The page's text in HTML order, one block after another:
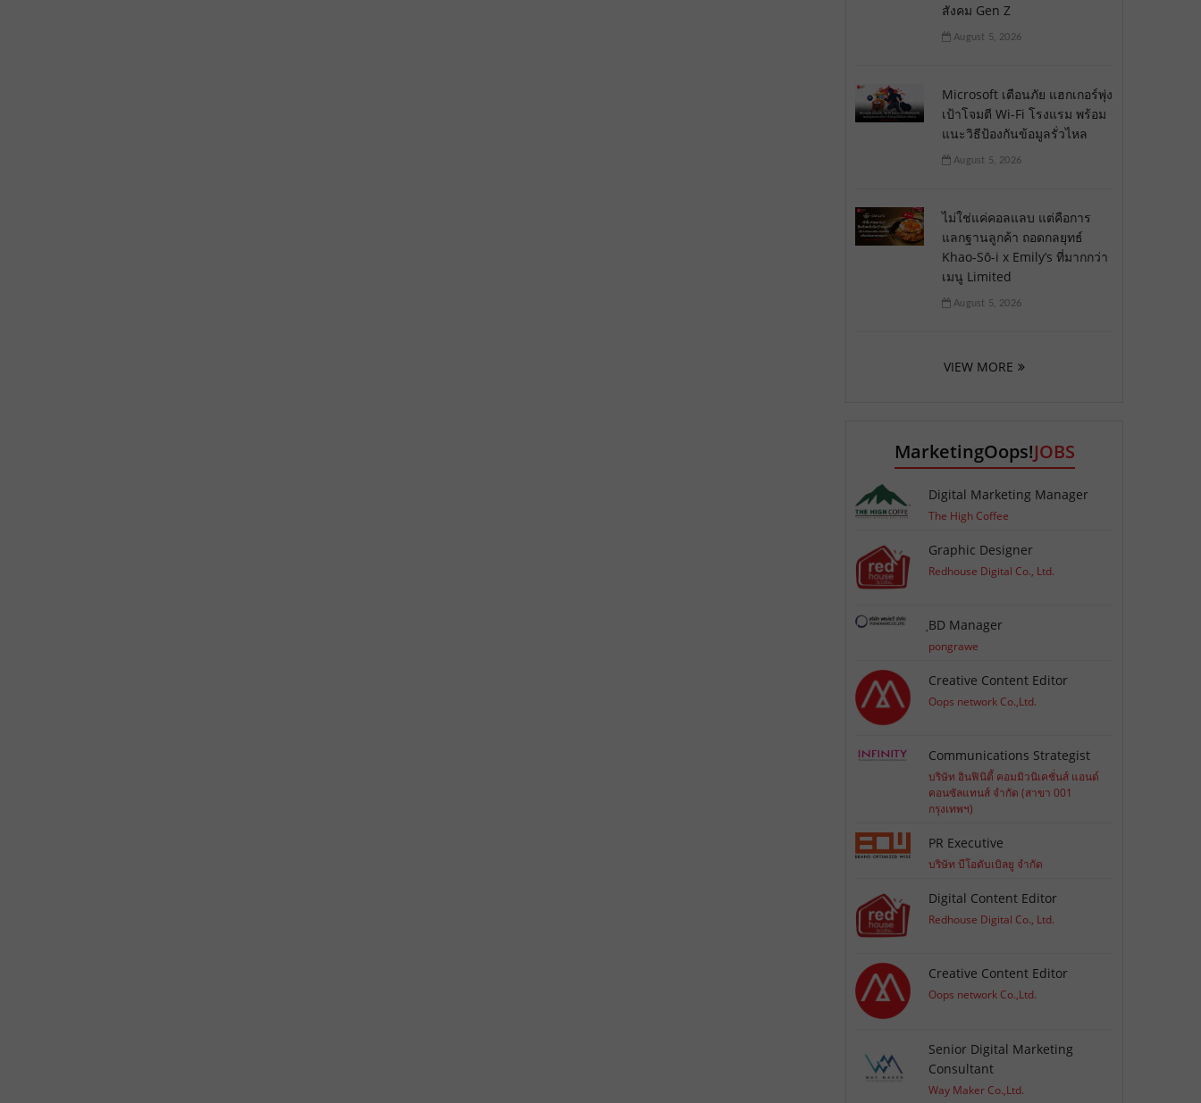
สังคม Gen Z
August 5, 2026
Microsoft เตือนภัย แฮกเกอร์พุ่ง
เป้าโจมตี Wi-Fi โรงแรม พร้อม
แนะวิธีป้องกันข้อมูลรั่วไหล
August 5, 2026
ไม่ใช่แค่คอลแลบ แต่คือการ
แลกฐานลูกค้า ถอดกลยุทธ์
Khao-Sō-i x Emily’s ที่มากกว่า
เมนู Limited
August 5, 2026
VIEW MORE
MarketingOops!JOBS
Digital Marketing Manager
The High Coffee
Graphic Designer
Redhouse Digital Co., Ltd.
ฺBD Manager
pongrawe
Creative Content Editor
Oops network Co.,Ltd.
Communications Strategist
บริษัท อินฟินิตี้ คอมมิวนิเคชั่นส์ แอนด์
คอนซัลแทนส์ จำกัด (สาขา 001
กรุงเทพฯ)
PR Executive
บริษัท บีโอดับเบิลยู จำกัด
Digital Content Editor
Redhouse Digital Co., Ltd.
Creative Content Editor
Oops network Co.,Ltd.
Senior Digital Marketing
Consultant
Way Maker Co.,Ltd.